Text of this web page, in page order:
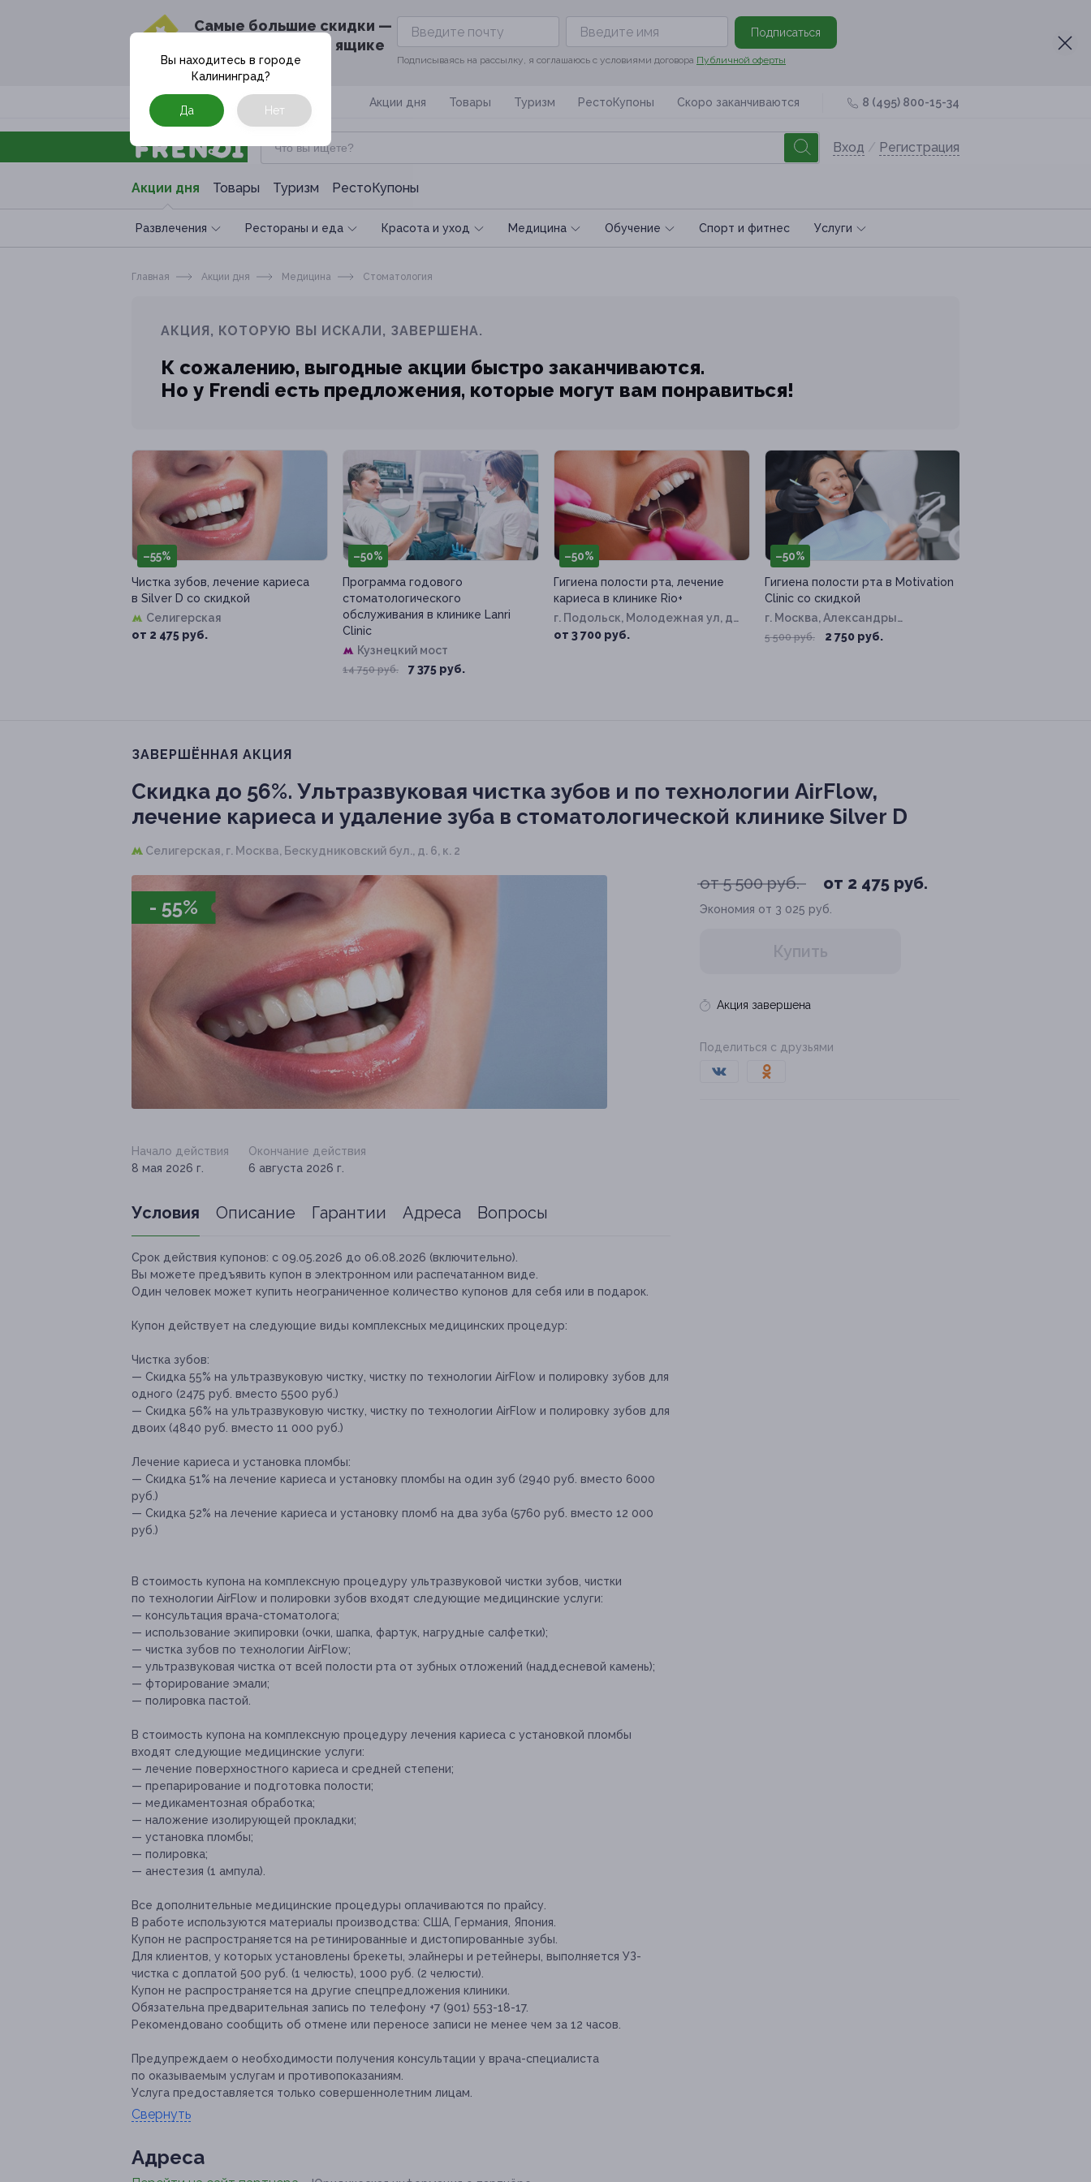
Cамые большие скидки —
в твоём почтовом ящике
Подписаться
Подписываясь на рассылку, я соглашаюсь с условиями договора Публичной оферты
Москва Акции дня Товары Туризм РестоКупоны Скоро заканчиваются 8 (495) 800-15-34
Вход / Регистрация
Акции дня Товары Туризм РестоКупоны
Развлечения Рестораны и еда Красота и уход Медицина Обучение Спoрт и фитнес Услуги
Вы находитесь в городе
Калининград?
Да Нет
Главная Акции дня Медицина Стоматология
АКЦИЯ, КОТОРУЮ ВЫ ИСКАЛИ, ЗАВЕРШЕНА.
К сожалению, выгодные акции быстро заканчиваются.
Но у Frendi есть предложения, которые могут вам понравиться!
–55%
Чистка зубов, лечение кариеса
в Silver D со скидкой
Селигерская
от 2 475 руб.
–50%
Программа годового
стоматологического
обслуживания в клинике Lanri
Clinic
Кузнецкий мост
14 750 руб. 7 375 руб.
–50%
Гигиена полости рта, лечение
кариеса в клинике Rio+
г. Подольск, Молодежная ул, д.
6
от 3 700 руб.
–50%
Гигиена полости рта в Motivation
Clinic со скидкой
г. Москва, Александры
Монаховой ул, д. 97
5 500 руб. 2 750 руб.
ЗАВЕРШЁННАЯ АКЦИЯ
Скидка до 56%. Ультразвуковая чистка зубов и по технологии AirFlow,
лечение кариеса и удаление зуба в стоматологической клинике Silver D
Селигерская, г. Москва, Бескудниковский бул., д. 6, к. 2
- 55%
от 5 500 руб. от 2 475 руб.
Экономия от 3 025 руб.
Купить
Акция завершена
Поделиться с друзьями
Начало действия
8 мая 2026 г.
Окончание действия
6 августа 2026 г.
Условия Описание Гарантии Адреса Вопросы
Срок действия купонов: с 09.05.2026 до 06.08.2026 (включительно).
Вы можете предъявить купон в электронном или распечатанном виде.
Один человек может купить неограниченное количество купонов для себя или в подарок.
Купон действует на следующие виды комплексных медицинских процедур:
Чистка зубов:
— Скидка 55% на ультразвуковую чистку, чистку по технологии AirFlow и полировку зубов для
одного (2475 руб. вместо 5500 руб.)
— Скидка 56% на ультразвуковую чистку, чистку по технологии AirFlow и полировку зубов для
двоих (4840 руб. вместо 11 000 руб.)
Лечение кариеса и установка пломбы:
— Скидка 51% на лечение кариеса и установку пломбы на один зуб (2940 руб. вместо 6000
руб.)
— Скидка 52% на лечение кариеса и установку пломб на два зуба (5760 руб. вместо 12 000
руб.)
В стоимость купона на комплексную процедуру ультразвуковой чистки зубов, чистки
по технологии AirFlow и полировки зубов входят следующие медицинские услуги:
— консультация врача-стоматолога;
— использование экипировки (очки, шапка, фартук, нагрудные салфетки);
— чистка зубов по технологии AirFlow;
— ультразвуковая чистка от всей полости рта от зубных отложений (наддесневой камень);
— фторирование эмали;
— полировка пастой.
В стоимость купона на комплексную процедуру лечения кариеса с установкой пломбы
входят следующие медицинские услуги:
— лечение поверхностного кариеса и средней степени;
— препарирование и подготовка полости;
— медикаментозная обработка;
— наложение изолирующей прокладки;
— установка пломбы;
— полировка;
— анестезия (1 ампула).
Все дополнительные медицинские процедуры оплачиваются по прайсу.
В работе используются материалы производства: CША, Германия, Япония.
Купон не распространяется на ретинированные и дистопированные зубы.
Для клиентов, у которых установлены брекеты, элайнеры и ретейнеры, выполняется УЗ-
чистка с доплатой 500 руб. (1 челюсть), 1000 руб. (2 челюсти).
Купон не распространяется на другие спецпредложения клиники.
Обязательна предварительная запись по телефону +7 (901) 553-18-17.
Рекомендовано сообщить об отмене или переносе записи не менее чем за 12 часов.
Предупреждаем о необходимости получения консультации у врача-специалиста
по оказываемым услугам и противопоказаниям.
Услуга предоставляется только совершеннолетним лицам.
Свернуть
Адресa